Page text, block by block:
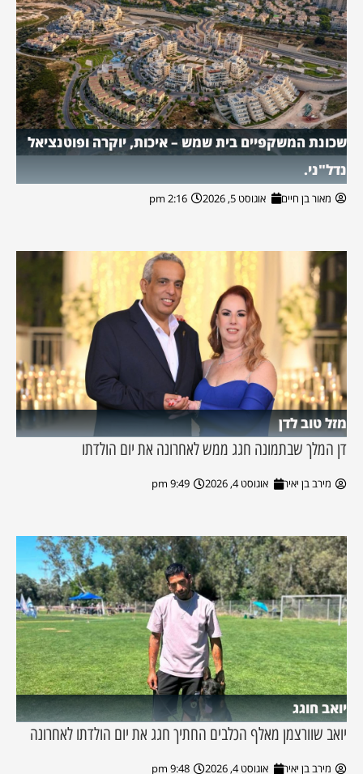
שכונת המשקפיים בית שמש – איכות, יוקרה ופוטנציאל
נדל"ני.
מאור בן חיים אוגוסט 5, 2026 2:16 pm
מזל טוב לדן
דן המלך שבתמונה חגג ממש לאחרונה את יום הולדתו
מירב בן יאיר אוגוסט 4, 2026 9:49 pm
יואב חוגג
יואב שוורצמן מאלף הכלבים החתיך חגג את יום הולדתו לאחרונה
מירב בן יאיר אוגוסט 4, 2026 9:48 pm